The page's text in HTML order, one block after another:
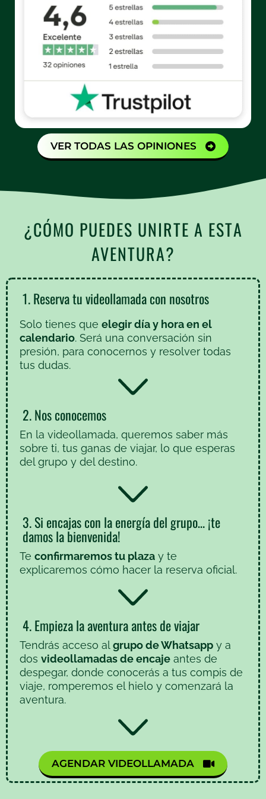
VER TODAS LAS OPINIONES
¿CÓMO PUEDES UNIRTE A ESTA
AVENTURA?
1. Reserva tu videollamada con nosotros
Solo tienes que elegir día y hora en el
calendario. Será una conversación sin
presión, para conocernos y resolver todas
tus dudas.
2. Nos conocemos
En la videollamada, queremos saber más
sobre ti, tus ganas de viajar, lo que esperas
del grupo y del destino.
3. Si encajas con la energía del grupo… ¡te
damos la bienvenida!
Te confirmaremos tu plaza y te
explicaremos cómo hacer la reserva oficial.
4. Empieza la aventura antes de viajar
Tendrás acceso algrupo de Whatsapp y a
dos videollamadas de encaje antes de
despegar, donde conocerás a tus compis de
viaje, romperemos el hielo y comenzará la
aventura.
AGENDAR VIDEOLLAMADA